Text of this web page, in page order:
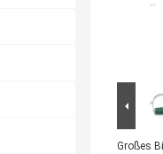
Großes